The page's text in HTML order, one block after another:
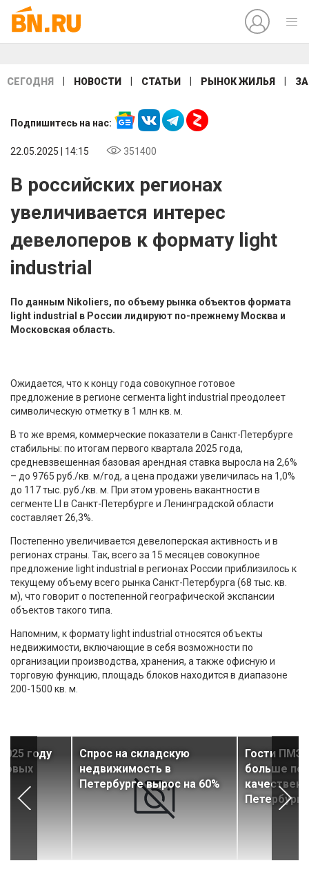
СЕГОДНЯ НОВОСТИ СТАТЬИ РЫНОК ЖИЛЬЯ
Подпишитесь на нас:
22.05.2025 | 14:15 351400
В российских регионах
увеличивается интерес
девелоперов к формату light
industrial
По данным Nikoliers, по объему рынка объектов формата
light industrial в России лидируют по-прежнему Москва и
Московская область.
Ожидается, что к концу года совокупное готовое
предложение в регионе сегмента light industrial преодолеет
символическую отметку в 1 млн кв. м.
В то же время, коммерческие показатели в Санкт-Петербурге
стабильны: по итогам первого квартала 2025 года,
средневзвешенная базовая арендная ставка выросла на 2,6%
– до 9765 руб./кв. м/год, а цена продажи увеличилась на 1,0%
до 117 тыс. руб./кв. м. При этом уровень вакантности в
сегменте LI в Санкт-Петербурге и Ленинградской области
составляет 26,3%.
Постепенно увеличивается девелоперская активность и в
регионах страны. Так, всего за 15 месяцев совокупное
предложение light industrial в регионах России приблизилось к
текущему объему всего рынка Санкт-Петербурга (68 тыс. кв.
м), что говорит о постепенной географической экспансии
объектов такого типа.
Напомним, к формату light industrial относятся объекты
недвижимости, включающие в себя возможности по
организации производства, хранения, а также офисную и
торговую функцию, площадь блоков находится в диапазоне
200-1500 кв. м.
году
Спрос на складскую
недвижимость в
Петербурге вырос на 60%
Гости
больше
Петербурга